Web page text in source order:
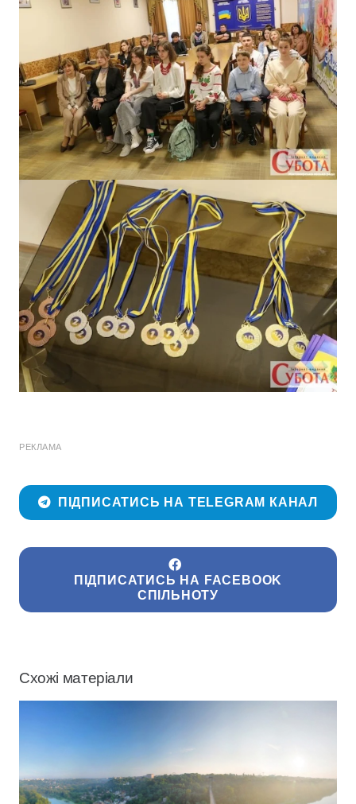
РЕКЛАМА
ПІДПИСАТИСЬ НА TELEGRAM КАНАЛ
ПІДПИСАТИСЬ НА FACEBOOK
СПІЛЬНОТУ
Схожі матеріали